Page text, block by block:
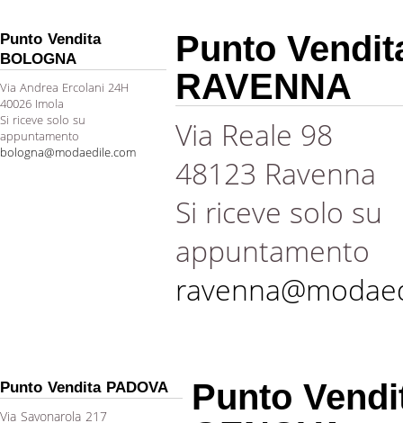
Punto Vendita
BOLOGNA
Via Andrea Ercolani 24H
40026 Imola
Si riceve solo su
appuntamento
bologna@modaedile.com
Punto
RAVENNA
Via Reale 98
48123 Ravenna
Si riceve solo su
appuntamento
Punto Vendita PADOVA
Via Savonarola 217
Punto